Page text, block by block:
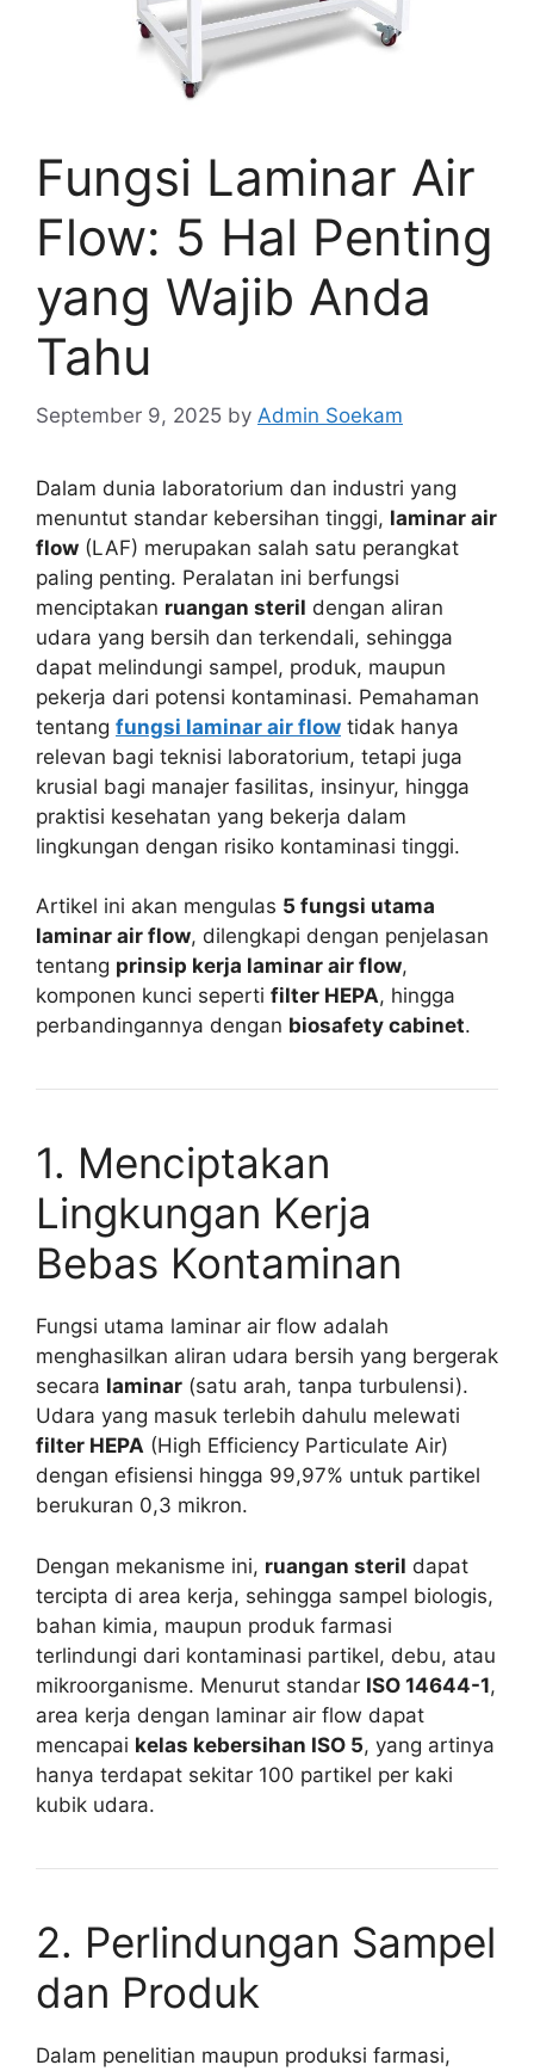
Fungsi Laminar Air
Flow: 5 Hal Penting
yang Wajib Anda
Tahu
September 9, 2025 by Admin Soekam
Dalam dunia laboratorium dan industri yang
menuntut standar kebersihan tinggi, laminar air
flow (LAF) merupakan salah satu perangkat
paling penting. Peralatan ini berfungsi
menciptakan ruangan steril dengan aliran
udara yang bersih dan terkendali, sehingga
dapat melindungi sampel, produk, maupun
pekerja dari potensi kontaminasi. Pemahaman
tentang fungsi laminar air flow tidak hanya
relevan bagi teknisi laboratorium, tetapi juga
krusial bagi manajer fasilitas, insinyur, hingga
praktisi kesehatan yang bekerja dalam
lingkungan dengan risiko kontaminasi tinggi.
Artikel ini akan mengulas 5 fungsi utama
laminar air flow, dilengkapi dengan penjelasan
tentang prinsip kerja laminar air flow,
komponen kunci seperti filter HEPA, hingga
perbandingannya dengan biosafety cabinet.
1. Menciptakan
Lingkungan Kerja
Bebas Kontaminan
Fungsi utama laminar air flow adalah
menghasilkan aliran udara bersih yang bergerak
secara laminar (satu arah, tanpa turbulensi).
Udara yang masuk terlebih dahulu melewati
filter HEPA (High Efficiency Particulate Air)
dengan efisiensi hingga 99,97% untuk partikel
berukuran 0,3 mikron.
Dengan mekanisme ini, ruangan steril dapat
tercipta di area kerja, sehingga sampel biologis,
bahan kimia, maupun produk farmasi
terlindungi dari kontaminasi partikel, debu, atau
mikroorganisme. Menurut standar ISO 14644-1,
area kerja dengan laminar air flow dapat
mencapai kelas kebersihan ISO 5, yang artinya
hanya terdapat sekitar 100 partikel per kaki
kubik udara.
2. Perlindungan Sampel
dan Produk
Dalam penelitian maupun produksi farmasi,